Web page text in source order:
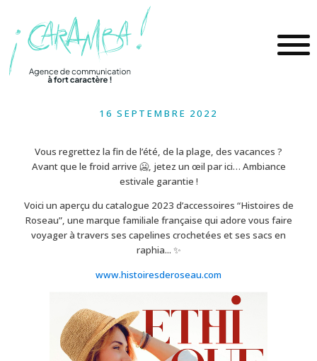
16 SEPTEMBRE 2022
Vous regrettez la fin de l’été, de la plage, des vacances ?
Avant que le froid arrive 🥶, jetez un œil par ici… Ambiance
estivale garantie !
Voici un aperçu du catalogue 2023 d’accessoires “Histoires de
Roseau”, une marque familiale française qui adore vous faire
voyager à travers ses capelines crochetées et ses sacs en
raphia... ✨
www.histoiresderoseau.com